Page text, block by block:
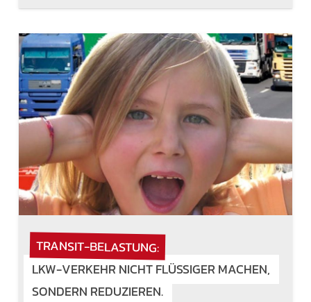
TRANSIT-BELASTUNG:
LKW-VERKEHR NICHT FLÜSSIGER MACHEN,
SONDERN REDUZIEREN.